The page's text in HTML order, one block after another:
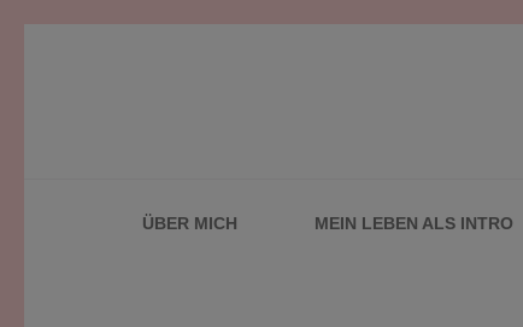
ÜBER MICH MEIN LEBEN ALS INTRO